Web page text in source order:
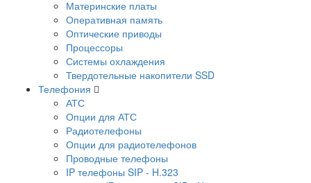
Материнские платы
Оперативная память
Оптические приводы
Процессоры
Системы охлаждения
Твердотельные накопители SSD
Телефония
АТС
Опции для АТС
Радиотелефоны
Опции для радиотелефонов
Проводные телефоны
IP телефоны SIP - H.323